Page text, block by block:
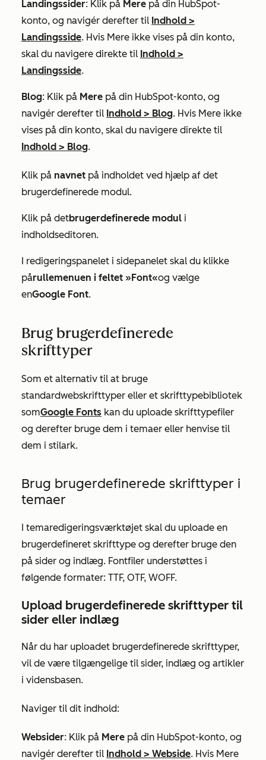
Landingssider: Klik på Mere på din HubSpot-
konto, og navigér derefter til Indhold >
Landingsside. Hvis Mere ikke vises på din konto,
skal du navigere direkte til Indhold >
Landingsside.
Blog: Klik på Mere på din HubSpot-konto, og
navigér derefter til Indhold > Blog. Hvis Mere ikke
vises på din konto, skal du navigere direkte til
Indhold > Blog.
Klik på navnet på indholdet ved hjælp af det
brugerdefinerede modul.
Klik på detbrugerdefinerede modul i
indholdseditoren.
I redigeringspanelet i sidepanelet skal du klikke
pårullemenuen i feltet »Font«og vælge
enGoogle Font.
Brug brugerdefinerede
skrifttyper
Som et alternativ til at bruge
standardwebskrifttyper eller et skrifttypebibliotek
somGoogle Fonts kan du uploade skrifttypefiler
og derefter bruge dem i temaer eller henvise til
dem i stilark.
Brug brugerdefinerede skrifttyper i
temaer
I temaredigeringsværktøjet skal du uploade en
brugerdefineret skrifttype og derefter bruge den
på sider og indlæg. Fontfiler understøttes i
følgende formater: TTF, OTF, WOFF.
Upload brugerdefinerede skrifttyper til
sider eller indlæg
Når du har uploadet brugerdefinerede skrifttyper,
vil de være tilgængelige til sider, indlæg og artikler
i vidensbasen.
Naviger til dit indhold:
Websider: Klik på Mere på din HubSpot-konto, og
navigér derefter til Indhold > Webside. Hvis Mere